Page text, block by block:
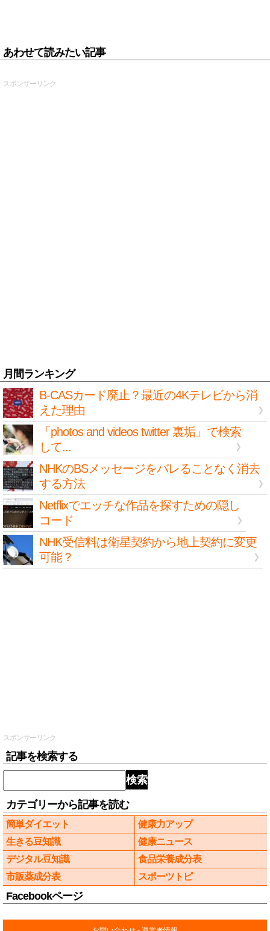
あわせて読みたい記事
スポンサーリンク
月間ランキング
B-CASカード廃止？最近の4Kテレビから消
えた理由
「photos and videos twitter 裏垢」で検索
して...
NHKのBSメッセージをバレることなく消去
する方法
Netflixでエッチな作品を探すための隠し
コード
NHK受信料は衛星契約から地上契約に変更
可能？
スポンサーリンク
記事を検索する
検索
カテゴリーから記事を読む
簡単ダイエット
健康力アップ
生きる豆知識
健康ニュース
デジタル豆知識
食品栄養成分表
市販薬成分表
スポーツトピ
Facebookページ